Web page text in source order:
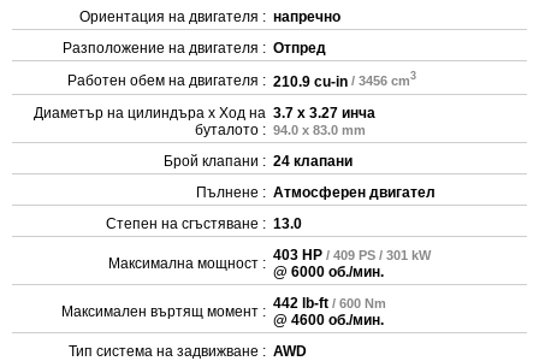
Ориентация на двигателя : напречно
Разположение на двигателя : Отпред
Работен обем на двигателя : 210.9 cu-in / 3456 cm3
Диаметър на цилиндъра x Ход на
буталото :
3.7 x 3.27 инча
94.0 x 83.0 mm
Брой клапани : 24 клапани
Пълнене : Атмосферен двигател
Степен на сгъстяване : 13.0
Максимална мощност : 403 HP / 409 PS / 301 kW
@ 6000 об./мин.
Максимален въртящ момент : 442 lb-ft / 600 Nm
@ 4600 об./мин.
Тип система на задвижване : AWD